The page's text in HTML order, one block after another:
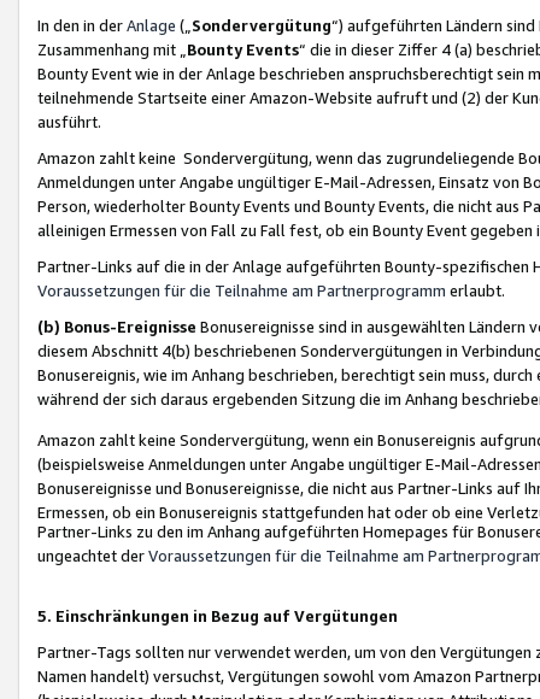
In den in derAnlage („ Sondervergütung“) aufgeführten Ländern
Zusammenhang mit „ Bounty Events“ die in dieser Ziffer 4 (a)
Bounty Event wie in der Anlage beschrieben anspruchsberechtigt sein
teilnehmende Startseite einer Amazon-Website aufruft und (2) der
ausführt.
Amazon zahlt keine Sondervergütung, wenn das zugrundeliegende
Anmeldungen unter Angabe ungültiger E-Mail-Adressen, Einsatz von
Person, wiederholter Bounty Events und Bounty Events, die nicht
alleinigen Ermessen von Fall zu Fall fest, ob ein Bounty Event
Partner-Links auf die in der Anlage aufgeführten Bounty-spezifischen
Voraussetzungen für die Teilnahme am Partnerprogramm erlaubt.
(b) Bonus-Ereignisse Bonusereignisse sind in ausgewählten Ländern
diesem Abschnitt 4(b) beschriebenen Sondervergütungen in
Bonusereignis, wie im Anhang beschrieben, berechtigt sein muss,
während der sich daraus ergebenden Sitzung die im Anhang
Amazon zahlt keine Sondervergütung, wenn ein Bonusereignis
(beispielsweise Anmeldungen unter Angabe ungültiger E-Mail-
Bonusereignisse und Bonusereignisse, die nicht aus Partner-Links auf
Ermessen, ob ein Bonusereignis stattgefunden hat oder ob eine
Partner-Links zu den im Anhang aufgeführten Homepages für
ungeachtet derVoraussetzungen für die Teilnahme am
5. Einschränkungen in Bezug auf Vergütungen
Partner-Tags sollten nur verwendet werden, um von den
Namen handelt) versuchst, Vergütungen sowohl vom Amazon